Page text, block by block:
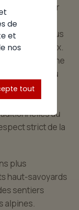
déjeuner
vous
choix, où tous
chaleureux.
vous vers une
en été ou
êtes en
tout,
au
strict de la
plus
haut-savoyards
sentiers
alpines.
de
et
nos
tout